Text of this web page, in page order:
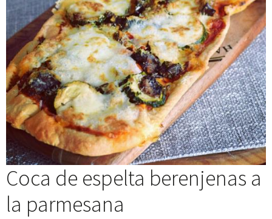
Coca de espelta berenjenas a
la parmesana